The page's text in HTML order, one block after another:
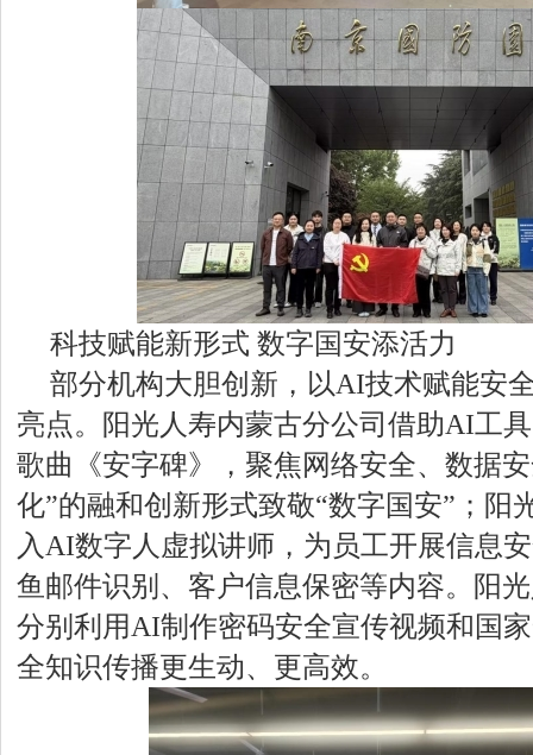
科技赋能新形式 数字国安添活力
部分机构大胆创新，以AI技术赋能安
亮点。阳光人寿内蒙古分公司借助AI工
歌曲《安字碑》，聚焦网络安全、数据
化”的融和创新形式致敬“数字国安”；阳
入AI数字人虚拟讲师，为员工开展信息
鱼邮件识别、客户信息保密等内容。阳
分别利用AI制作密码安全宣传视频和国
全知识传播更生动、更高效。